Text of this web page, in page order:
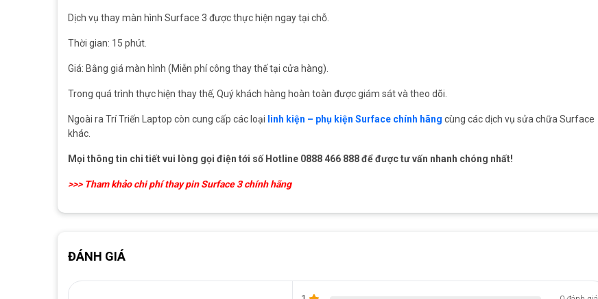
Dịch vụ thay màn hình Surface 3 được thực hiện ngay tại chỗ.
Thời gian: 15 phút.
Giá: Bằng giá màn hình (Miễn phí công thay thế tại cửa hàng).
Trong quá trình thực hiện thay thế, Quý khách hàng hoàn toàn được giám sát và theo dõi.
Ngoài ra Trí Triến Laptop còn cung cấp các loại linh kiện – phụ kiện Surface chính hãng cùng các dịch vụ sửa chữa Surface
khác.
Mọi thông tin chi tiết vui lòng gọi điện tới số Hotline 0888 466 888 để được tư vấn nhanh chóng nhất!
>>> Tham khảo chi phí thay pin Surface 3 chính hãng
ĐÁNH GIÁ